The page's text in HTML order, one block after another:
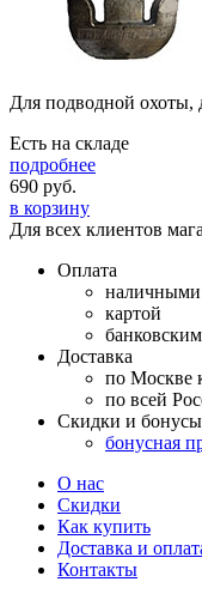
Для подводной охоты,
Есть на складе
подробнее
690 руб.
в корзину
Для всех клиентов
Оплата
наличными
картой
Доставка
по Москве
по всей
Скидки и бонусы
бонусная
О нас
Скидки
Как купить
Доставка и
Контакты